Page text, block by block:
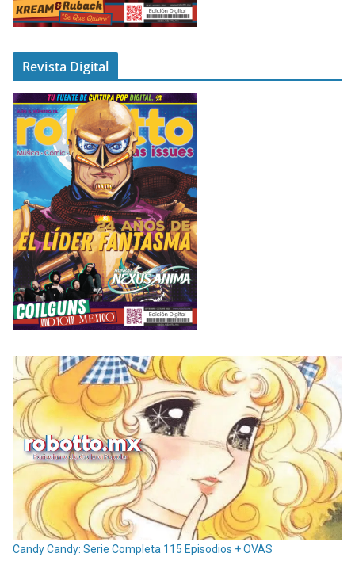
Revista Digital
Candy Candy: Serie Completa 115 Episodios + OVAS